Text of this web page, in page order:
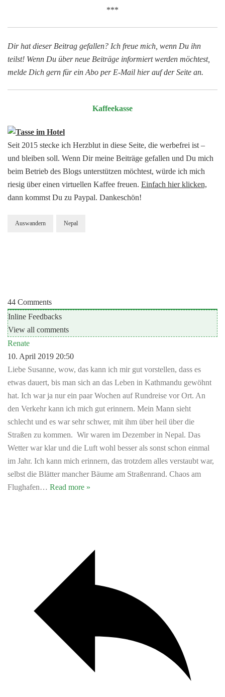
***
Dir hat dieser Beitrag gefallen? Ich freue mich, wenn Du ihn
teilst! Wenn Du über neue Beiträge informiert werden möchtest,
melde Dich gern für ein Abo per E-Mail hier auf der Seite an.
Kaffeekasse
Seit 2015 stecke ich Herzblut in diese Seite, die werbefrei ist –
und bleiben soll. Wenn Dir meine Beiträge gefallen und Du mich
beim Betrieb des Blogs unterstützen möchtest, würde ich mich
riesig über einen virtuellen Kaffee freuen. Einfach hier klicken,
dann kommst Du zu Paypal. Dankeschön!
Auswandern Nepal
44 Comments
Inline Feedbacks
View all comments
Renate
10. April 2019 20:50
Liebe Susanne, wow, das kann ich mir gut vorstellen, dass es
etwas dauert, bis man sich an das Leben in Kathmandu gewöhnt
hat. Ich war ja nur ein paar Wochen auf Rundreise vor Ort. An
den Verkehr kann ich mich gut erinnern. Mein Mann sieht
schlecht und es war sehr schwer, mit ihm über heil über die
Straßen zu kommen. Wir waren im Dezember in Nepal. Das
Wetter war klar und die Luft wohl besser als sonst schon einmal
im Jahr. Ich kann mich erinnern, das trotzdem alles verstaubt war,
selbst die Blätter mancher Bäume am Straßenrand. Chaos am
Flughafen… Read more »